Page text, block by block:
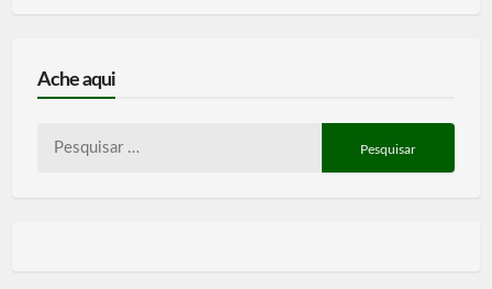
Ache aqui